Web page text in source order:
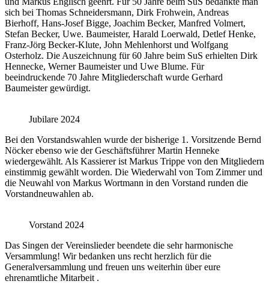
sich bei Thomas Schneidersmann, Dirk Frohwein, Andreas
Bierhoff, Hans-Josef Bigge, Joachim Becker, Manfred Volmert,
Stefan Becker, Uwe. Baumeister, Harald Loerwald, Detlef Henke,
Franz-Jörg Becker-Klute, John Mehlenhorst und Wolfgang
Osterholz. Die Auszeichnung für 60 Jahre beim SuS erhielten Dirk
Hennecke, Werner Baumeister und Uwe Blume. Für
beeindruckende 70 Jahre Mitgliederschaft wurde Gerhard
Baumeister gewürdigt.
Jubilare 2024
Bei den Vorstandswahlen wurde der bisherige 1. Vorsitzende Bernd
Nöcker ebenso wie der Geschäftsführer Martin Henneke
wiedergewählt. Als Kassierer ist Markus Trippe von den Mitgliedern
einstimmig gewählt worden. Die Wiederwahl von Tom Zimmer und
die Neuwahl von Markus Wortmann in den Vorstand runden die
Vorstandneuwahlen ab.
Vorstand 2024
Das Singen der Vereinslieder beendete die sehr harmonische
Versammlung! Wir bedanken uns recht herzlich für die
Generalversammlung und freuen uns weiterhin über eure
ehrenamtliche Mitarbeit .